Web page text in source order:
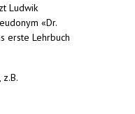
Ludwik
«Dr.
erste Lehrbuch